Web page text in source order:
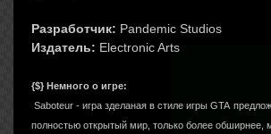
Разработчик: Pandemic Studios
Издатель: Electronic Arts
{$} Немного о игре:
Saboteur - игра зделаная в стиле игры GTA
полностью открытый мир, только более обширнее,